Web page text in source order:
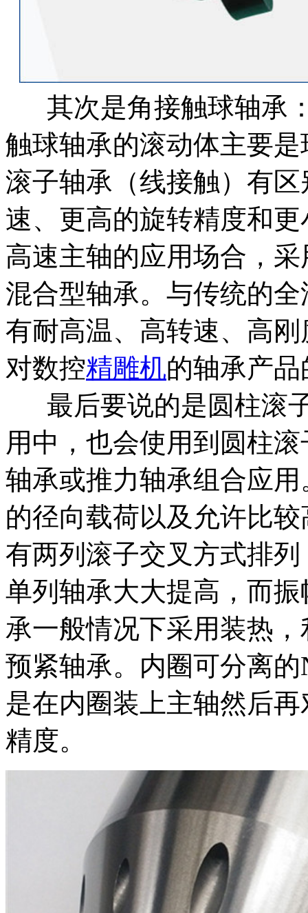
其次是角接触球轴承
触球轴承的滚动体主要
滚子轴承（线接触）有
速、更高的旋转精度和
高速主轴的应用场合，
混合型轴承。与传统的
有耐高温、高转速、高
对数控精雕机的轴承产
最后要说的是圆柱滚
用中，也会使用到圆柱
轴承或推力轴承组合应
的径向载荷以及允许比
有两列滚子交叉方式排
单列轴承大大提高，而
承一般情况下采用装热
预紧轴承。内圈可分离
是在内圈装上主轴然后
精度。